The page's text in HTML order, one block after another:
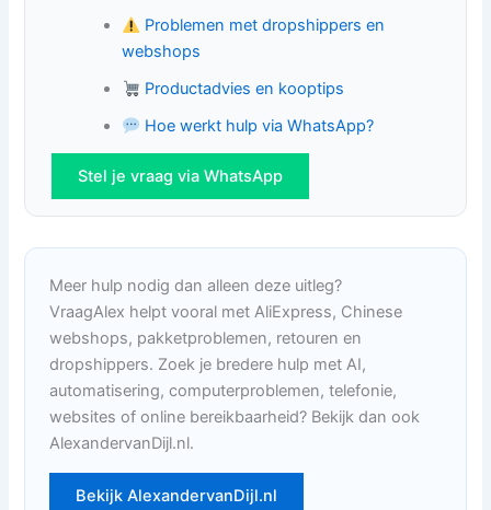
Problemen met dropshippers en
webshops
Productadvies en kooptips
Hoe werkt hulp via WhatsApp?
Stel je vraag via WhatsApp
Meer hulp nodig dan alleen deze uitleg?
VraagAlex helpt vooral met AliExpress, Chinese
webshops, pakketproblemen, retouren en
dropshippers. Zoek je bredere hulp met AI,
automatisering, computerproblemen, telefonie,
websites of online bereikbaarheid? Bekijk dan ook
AlexandervanDijl.nl.
Bekijk AlexandervanDijl.nl